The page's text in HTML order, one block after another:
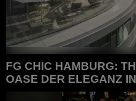
FG CHIC HAMBURG:
OASE DER ELEGANZ
FG CHIC HAMBURG: The